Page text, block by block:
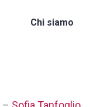
Chi siamo